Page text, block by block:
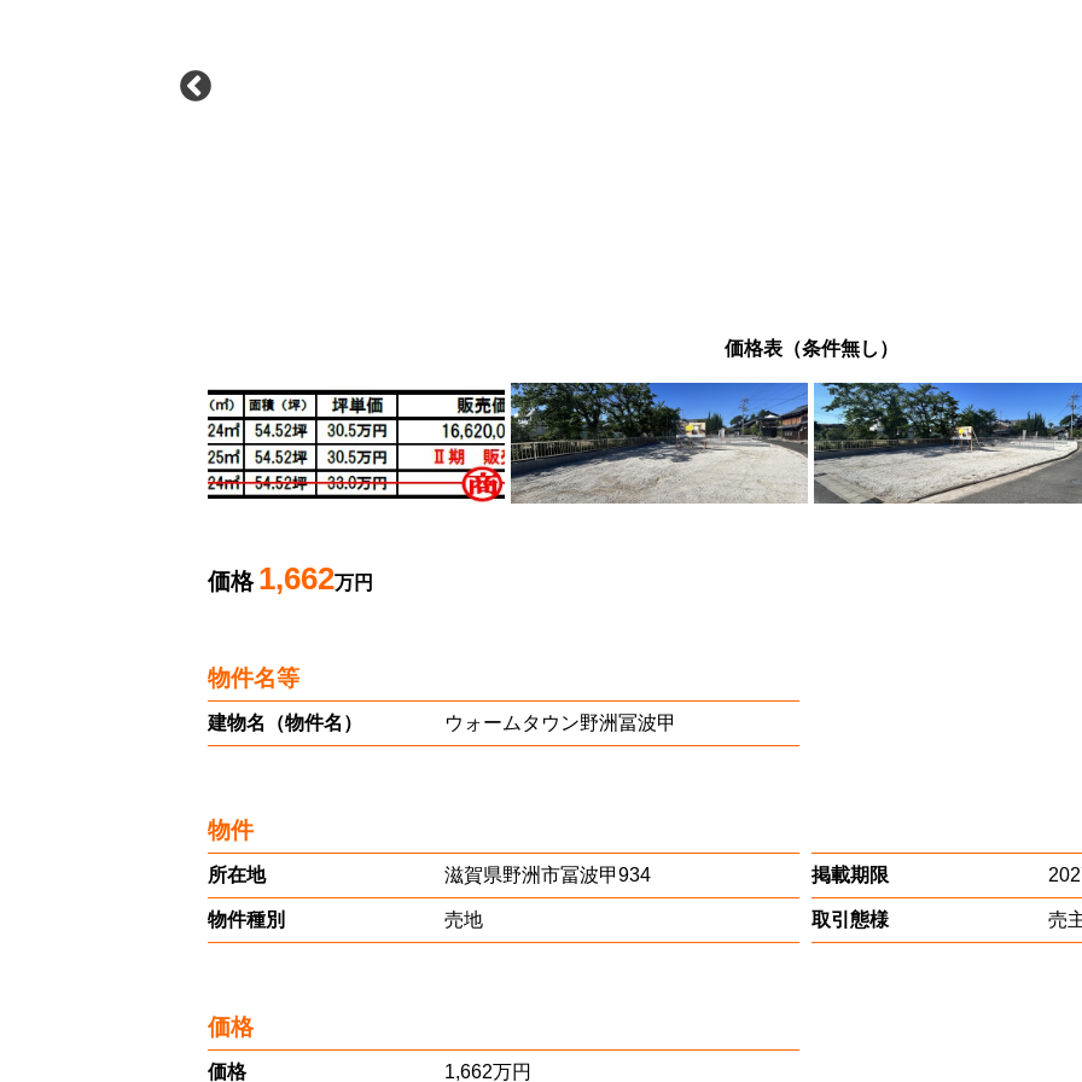
価格表（条件無し）
価格 1,662万円
物件名等
建物名（物件名） ウォームタウン野洲冨波甲
物件
所在地 滋賀県野洲市冨波甲934 掲載期限
物件種別 売地 取引態様 売
価格
価格 1,662万円